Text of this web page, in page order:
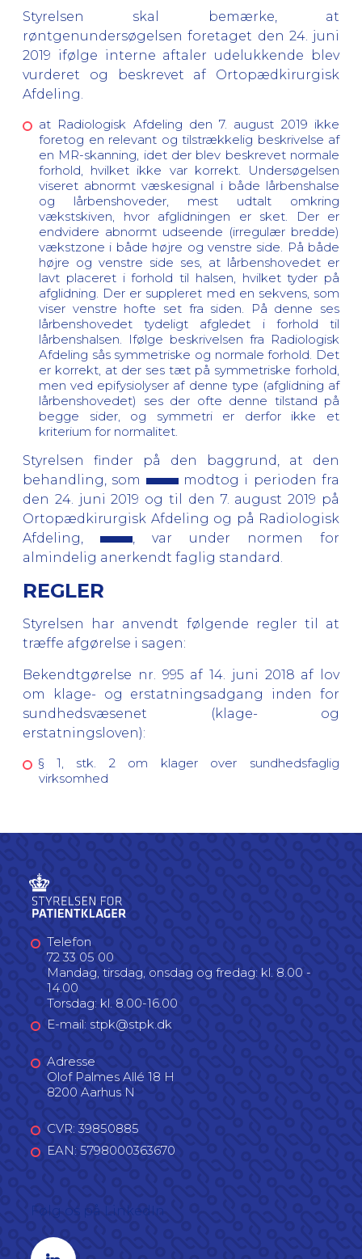
Styrelsen skal bemærke, at
røntgenundersøgelsen foretaget den 24. juni
2019 ifølge interne aftaler udelukkende blev
vurderet og beskrevet af Ortopædkirurgisk
Afdeling.
at Radiologisk Afdeling den 7. august 2019 ikke
foretog en relevant og tilstrækkelig beskrivelse af
en MR-skanning, idet der blev beskrevet normale
forhold, hvilket ikke var korrekt. Undersøgelsen
viseret abnormt væskesignal i både lårbenshalse
og lårbenshoveder, mest udtalt omkring
vækstskiven, hvor afglidningen er sket. Der er
endvidere abnormt udseende (irregulær bredde)
vækstzone i både højre og venstre side. På både
højre og venstre side ses, at lårbenshovedet er
lavt placeret i forhold til halsen, hvilket tyder på
afglidning. Der er suppleret med en sekvens, som
viser venstre hofte set fra siden. På denne ses
lårbenshovedet tydeligt afgledet i forhold til
lårbenshalsen. Ifølge beskrivelsen fra Radiologisk
Afdeling sås symmetriske og normale forhold. Det
er korrekt, at der ses tæt på symmetriske forhold,
men ved epifysiolyser af denne type (afglidning af
lårbenshovedet) ses der ofte denne tilstand på
begge sider, og symmetri er derfor ikke et
kriterium for normalitet.
Styrelsen finder på den baggrund, at den
behandling, som
modtog i perioden fra
den 24. juni 2019 og til den 7. august 2019 på
Ortopædkirurgisk Afdeling og på Radiologisk
Afdeling,
, var under normen for
almindelig anerkendt faglig standard.
REGLER
Styrelsen har anvendt følgende regler til at
træffe afgørelse i sagen:
Bekendtgørelse nr. 995 af 14. juni 2018 af lov
om klage- og erstatningsadgang inden for
sundhedsvæsenet (klage- og
erstatningsloven):
§ 1, stk. 2 om klager over sundhedsfaglig
virksomhed
Telefon
72 33 05 00
Mandag, tirsdag, onsdag og fredag: kl. 8.00 -
14.00
Torsdag: kl. 8.00-16.00
E-mail: stpk@stpk.dk
Adresse
Olof Palmes Allé 18 H
8200 Aarhus N
CVR: 39850885
EAN: 5798000363670
Linkedin profil